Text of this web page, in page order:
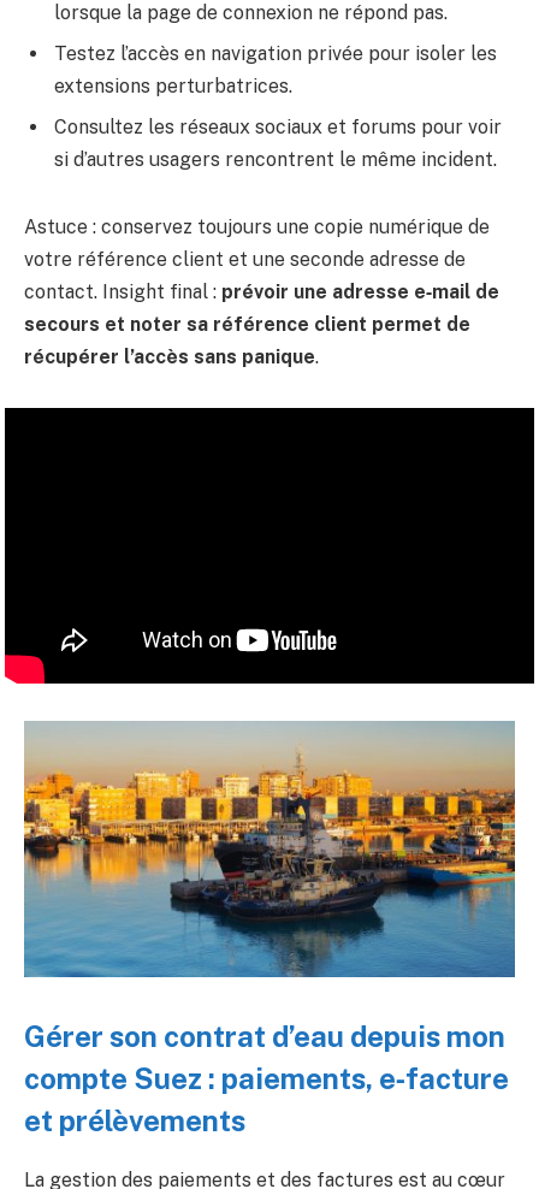
lorsque la page de connexion ne répond pas.
Testez l’accès en navigation privée pour isoler les
extensions perturbatrices.
Consultez les réseaux sociaux et forums pour voir
si d’autres usagers rencontrent le même incident.
Astuce : conservez toujours une copie numérique de
votre référence client et une seconde adresse de
contact. Insight final : prévoir une adresse e‑mail de
secours et noter sa référence client permet de
récupérer l’accès sans panique.
Gérer son contrat d’eau depuis mon
compte Suez : paiements, e‑facture
et prélèvements
La gestion des paiements et des factures est au cœur